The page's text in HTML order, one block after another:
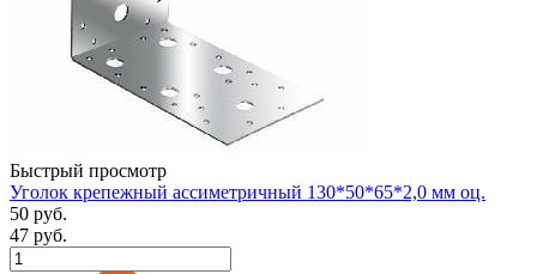
Быстрый просмотр
Уголок крепежный ассиметричный 130*50*65*2,0 мм оц.
50 руб.
47 руб.